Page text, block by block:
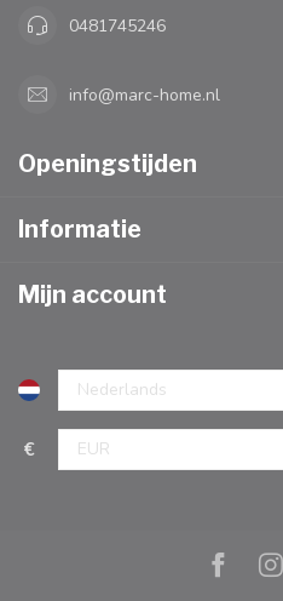
0481745246
info@marc-home.nl
Openingstijden
Informatie
Mijn account
€